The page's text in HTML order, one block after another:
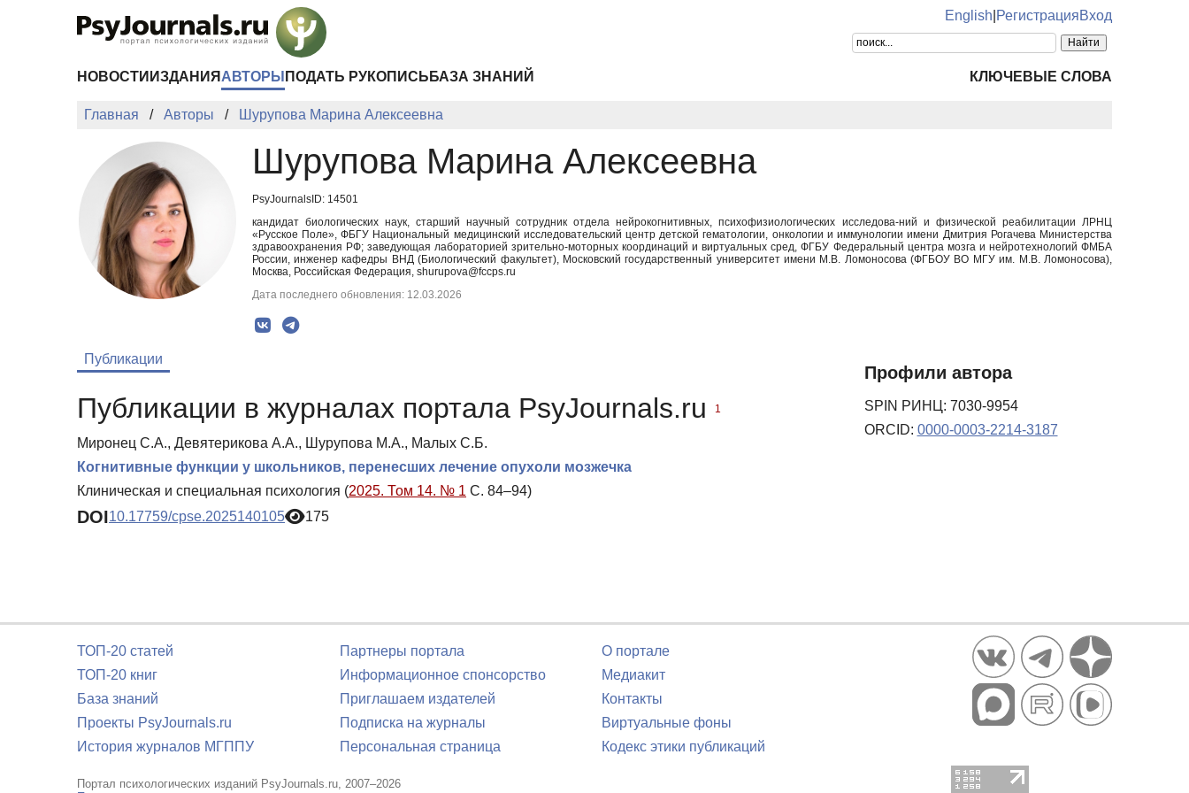
English РегистрацияВход
НОВОСТИ ИЗДАНИЯ АВТОРЫ ПОДАТЬ РУКОПИСЬ БАЗА ЗНАНИЙ КЛЮЧЕВЫЕ СЛОВА
Главная Авторы Шурупова Марина Алексеевна
Шурупова Марина Алексеевна
PsyJournalsID: 14501
кандидат биологических наук, старший научный сотрудник отдела нейрокогнитивных, психофизиологических исследова-ний и физической реабилитации ЛРНЦ
«Русское Поле», ФБГУ Национальный медицинский исследовательский центр детской гематологии, онкологии и иммунологии имени Дмитрия Рогачева Министерства
здравоохранения РФ; заведующая лабораторией зрительно-моторных координаций и виртуальных сред, ФГБУ Федеральный центра мозга и нейротехнологий ФМБА
России, инженер кафедры ВНД (Биологический факультет), Московский государственный университет имени М.В. Ломоносова (ФГБОУ ВО МГУ им. М.В. Ломоносова),
Москва, Российская Федерация, shurupova@fccps.ru
Дата последнего обновления: 12.03.2026
Публикации
Публикации в журналах портала PsyJournals.ru 1
Миронец С.А., Девятерикова А.А., Шурупова М.А., Малых С.Б.
Когнитивные функции у школьников, перенесших лечение опухоли мозжечка
Клиническая и специальная психология (2025. Том 14. № 1 С. 84–94)
DOI10.17759/cpse.2025140105 175
Профили автора
SPIN РИНЦ: 7030-9954
ORCID: 0000-0003-2214-3187
ТОП-20 статей
ТОП-20 книг
База знаний
Проекты PsyJournals.ru
История журналов МГППУ
Партнеры портала
Информационное спонсорство
Приглашаем издателей
Подписка на журналы
Персональная страница
О портале
Медиакит
Контакты
Виртуальные фоны
Кодекс этики публикаций
Портал психологических изданий PsyJournals.ru, 2007–2026